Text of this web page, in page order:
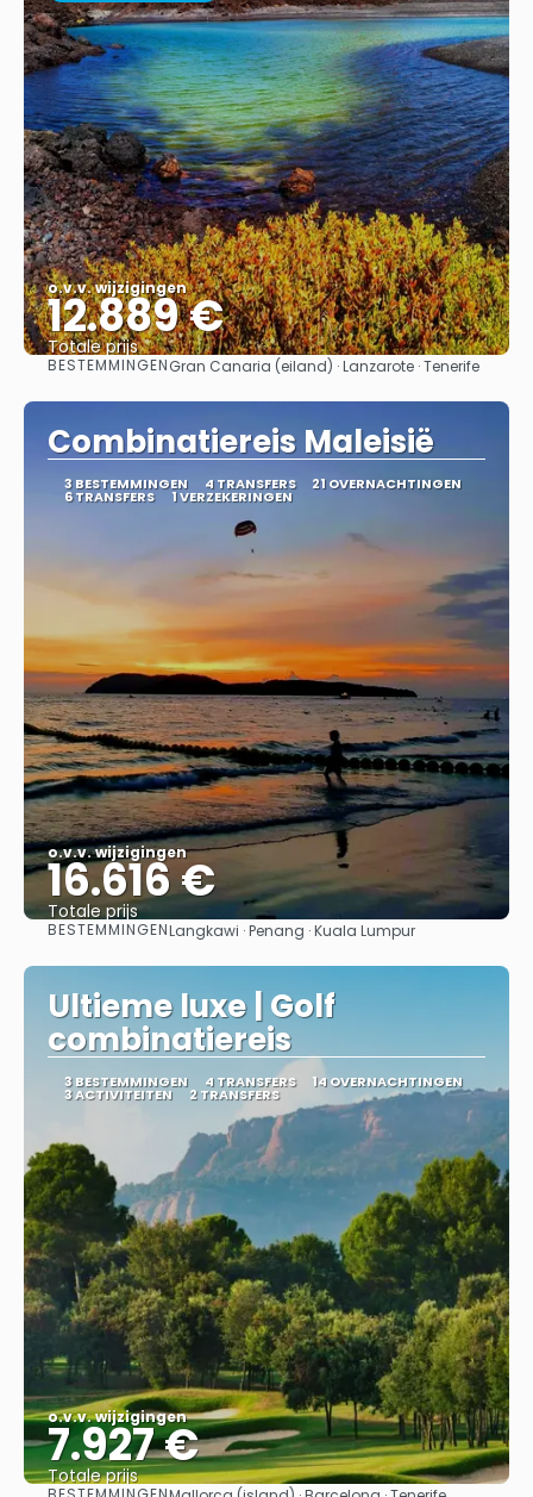
o.v.v. wijzigingen
12.889 €
Totale prijs
Bekijk
BESTEMMINGENGran Canaria (eiland) · Lanzarote · Tenerife
Combinatiereis Maleisië
3 BESTEMMINGEN 4 TRANSFERS 21 OVERNACHTINGEN
6 TRANSFERS 1 VERZEKERINGEN
o.v.v. wijzigingen
16.616 €
Totale prijs
Bekijk
BESTEMMINGENLangkawi · Penang · Kuala Lumpur
Ultieme luxe | Golf
combinatiereis
3 BESTEMMINGEN 4 TRANSFERS 14 OVERNACHTINGEN
3 ACTIVITEITEN 2 TRANSFERS
o.v.v. wijzigingen
7.927 €
Totale prijs